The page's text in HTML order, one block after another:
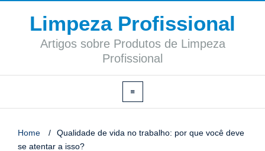
Limpeza Profissional
Artigos sobre Produtos de Limpeza
Profissional
Home /
Qualidade de vida no trabalho: por que você deve
se atentar a isso?